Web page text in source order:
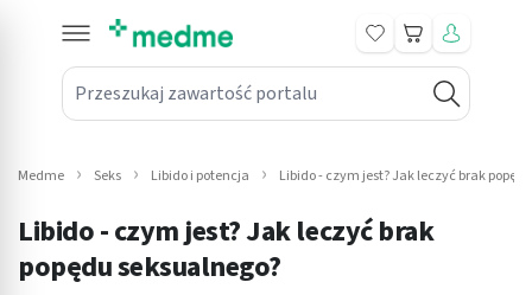
Przeszukaj zawartość portalu
Koszyk
submenu: Leki na receptę
submenu: Mama i dziecko
Medme Seks Libido i potencja Libido - czym jest? Jak leczyć brak
Libido - czym jest? Jak leczyć brak
popędu seksualnego?